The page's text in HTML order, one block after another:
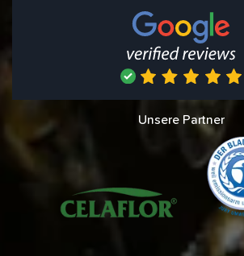
Unsere Partner